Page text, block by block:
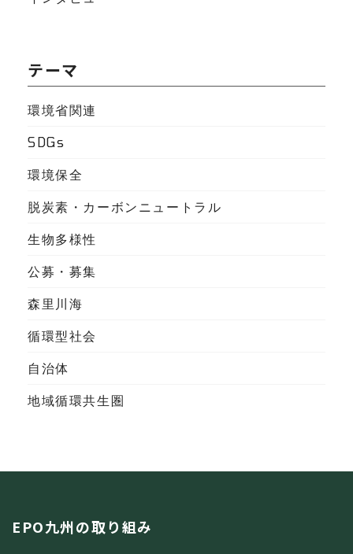
テーマ
環境省関連
SDGs
環境保全
脱炭素・カーボンニュートラル
生物多様性
公募・募集
森里川海
循環型社会
自治体
地域循環共生圏
EPO九州の取り組み